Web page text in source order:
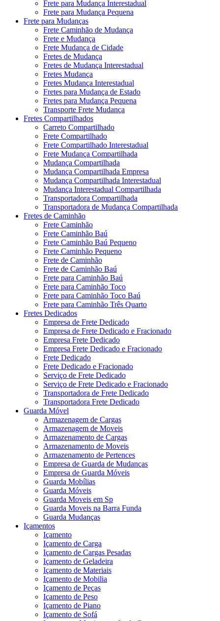
Frete para Mudança Interestadual
Frete para Mudança Pequena
Frete para Mudanças
Frete Caminhão de Mudança
Frete e Mudança
Frete Mudança de Cidade
Fretes de Mudança
Fretes de Mudança Interestadual
Fretes Mudança
Fretes Mudança Interestadual
Fretes para Mudança de Estado
Fretes para Mudança Pequena
Transporte Frete Mudança
Fretes Compartilhados
Carreto Compartilhado
Frete Compartilhado
Frete Compartilhado Interestadual
Frete Mudança Compartilhada
Mudança Compartilhada
Mudança Compartilhada Empresa
Mudança Compartilhada Interestadual
Mudança Interestadual Compartilhada
Transportadora Compartilhada
Transportadora de Mudança Compartilhada
Fretes de Caminhão
Frete Caminhão
Frete Caminhão Baú
Frete Caminhão Baú Pequeno
Frete Caminhão Pequeno
Frete de Caminhão
Frete de Caminhão Baú
Frete para Caminhão Baú
Frete para Caminhão Toco
Frete para Caminhão Toco Baú
Frete para Caminhão Três Quarto
Fretes Dedicados
Empresa de Frete Dedicado
Empresa de Frete Dedicado e Fracionado
Empresa Frete Dedicado
Empresa Frete Dedicado e Fracionado
Frete Dedicado
Frete Dedicado e Fracionado
Serviço de Frete Dedicado
Serviço de Frete Dedicado e Fracionado
Transportadora de Frete Dedicado
Transportadora Frete Dedicado
Guarda Móvel
Armazenagem de Cargas
Armazenagem de Moveis
Armazenamento de Cargas
Armazenamento de Moveis
Armazenamento de Pertences
Empresa de Guarda de Mudanças
Empresa de Guarda Móveis
Guarda Mobílias
Guarda Móveis
Guarda Moveis em Sp
Guarda Moveis na Barra Funda
Guarda Mudanças
Içamentos
Içamento
Içamento de Carga
Içamento de Cargas Pesadas
Içamento de Geladeira
Içamento de Materiais
Içamento de Mobilia
Içamento de Peças
Içamento de Peso
Içamento de Piano
Içamento de Sofá